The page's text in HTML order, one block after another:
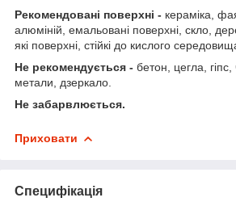
Рекомендовані поверхні - кераміка,
алюміній, емальовані поверхні, скло,
які поверхні, стійкі до кислого
Не рекомендується - бетон, цегла, гіпс,
метали, дзеркало.
Не забарвлюється.
Приховати
Специфікація